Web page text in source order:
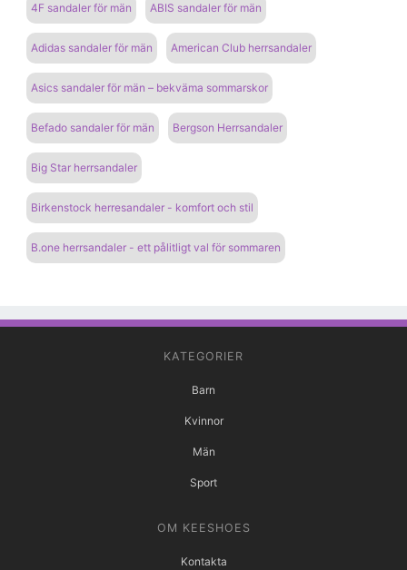
4F sandaler för män ABIS sandaler för män
Adidas sandaler för män American Club herrsandaler
Asics sandaler för män – bekväma sommarskor
Befado sandaler för män Bergson Herrsandaler
Big Star herrsandaler
Birkenstock herresandaler - komfort och stil
B.one herrsandaler - ett pålitligt val för sommaren
KATEGORIER
Barn
Kvinnor
Män
Sport
OM KEESHOES
Kontakta